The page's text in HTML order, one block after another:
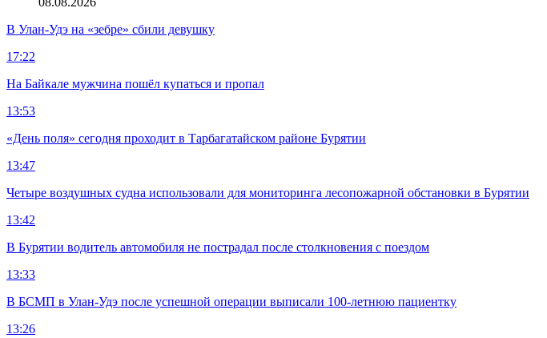
В Улан-Удэ на «зебре» сбили девушку
17:22
На Байкале мужчина пошёл купаться и пропал
13:53
«День поля» сегодня проходит в Тарбагатайском районе Бурятии
13:47
Четыре воздушных судна использовали для мониторинга лесопожарной обстановки в Бурятии
13:42
В Бурятии водитель автомобиля не пострадал после столкновения с поездом
13:33
В БСМП в Улан-Удэ после успешной операции выписали 100-летнюю пациентку
13:26